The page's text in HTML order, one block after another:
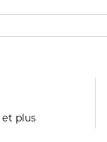
et plus